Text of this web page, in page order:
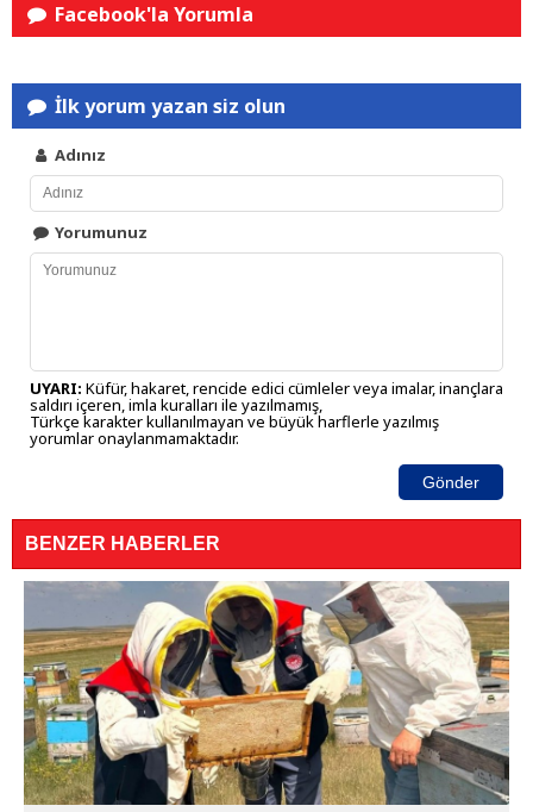
Facebook'la Yorumla
İlk yorum yazan siz olun
Adınız
Yorumunuz
UYARI: Küfür, hakaret, rencide edici cümleler veya imalar, inançlara
saldırı içeren, imla kuralları ile yazılmamış,
Türkçe karakter kullanılmayan ve büyük harflerle yazılmış
yorumlar onaylanmamaktadır.
Gönder
BENZER HABERLER